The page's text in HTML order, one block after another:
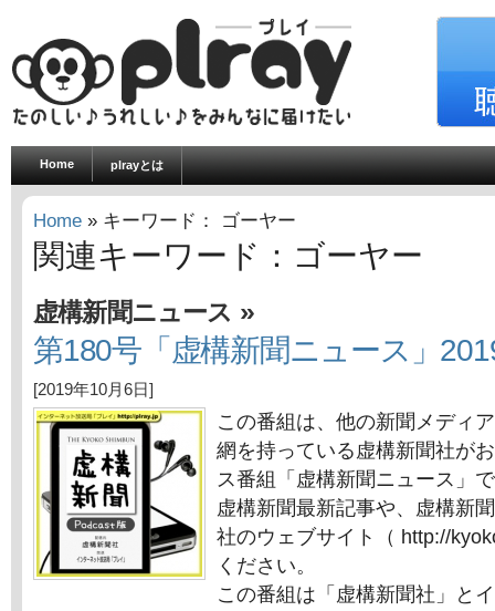
Home plrayとは
Home » キーワード： ゴーヤー
関連キーワード：ゴーヤー
虚構新聞ニュース »
第180号「虚構新聞ニュース」
[2019年10月6日]
この番組は、他の新聞メディ
網を持っている虚構新聞社が
ス番組「虚構新聞ニュース」
虚構新聞最新記事や、虚構新
社のウェブサイト（ http://
ください。
この番組は「虚構新聞社」と